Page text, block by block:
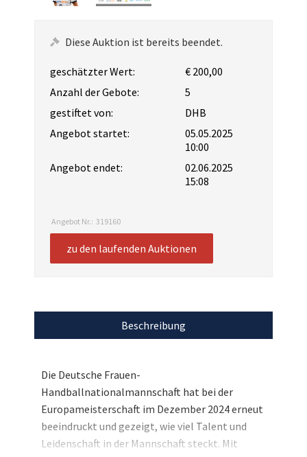
Diese Auktion ist bereits beendet.
geschätzter Wert:
€ 200,00
Anzahl der Gebote:
5
gestiftet von:
DHB
Angebot startet:
05.05.2025
10:00
Angebot endet:
02.06.2025
15:08
Angebot Nr.: 319160
zu den laufenden Auktionen
Beschreibung
Die Deutsche Frauen-
Handballnationalmannschaft hat bei der
Europameisterschaft im Dezember 2024 erneut
beeindruckt und gezeigt, wie viel Talent und
Leidenschaft in der Mannschaft steckt. Mit